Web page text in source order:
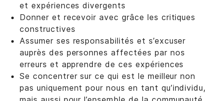
et expériences divergents
Donner et recevoir avec grâce les critiques
constructives
Assumer ses responsabilités et s’excuser
auprès des personnes affectées par nos
erreurs et apprendre de ces expériences
Se concentrer sur ce qui est le meilleur non
pas uniquement pour nous en tant qu’individu,